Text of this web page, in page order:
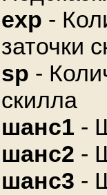
exp -
заточки
sp -
скилла
шанс1 -
шанс2 -
шанс3 -